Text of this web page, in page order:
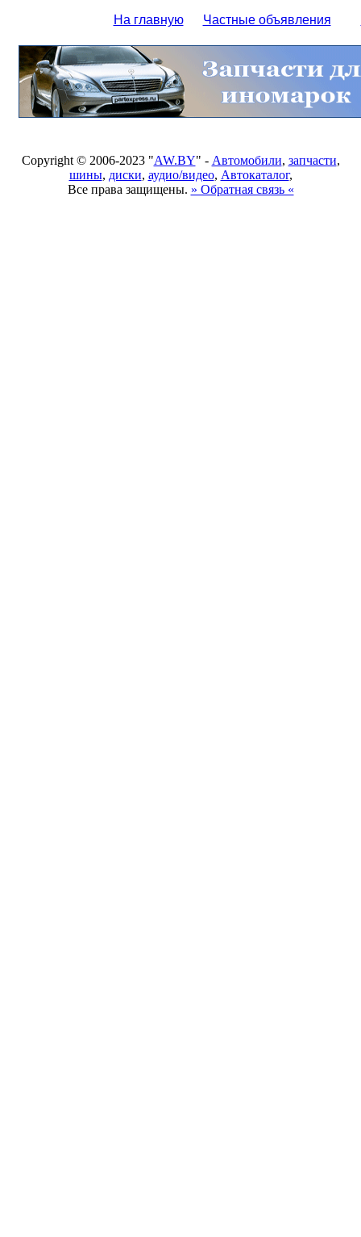
На главную Частные объявления
Copyright © 2006-2023 "AW.BY" - Автомобили, запчасти,
шины, диски, аудио/видео, Автокаталог,
Все права защищены. » Обратная связь «